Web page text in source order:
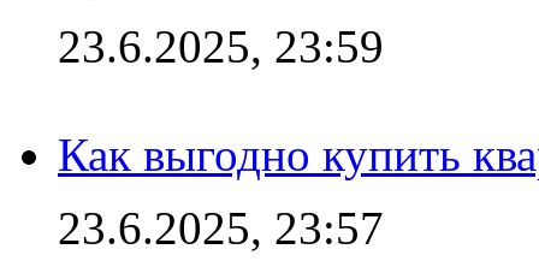
23.6.2025, 23:59
Как выгодно купить
23.6.2025, 23:57